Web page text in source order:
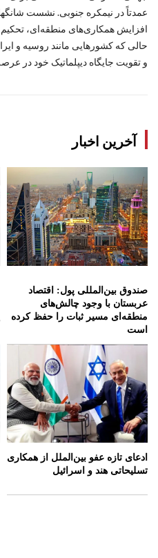
عمدتاً در نیمکره جنوبی. نشست
افزایش همکاری‌های منطقه‌ای،
حالی که کشورهایی مانند روسیه و
و تقویت جایگاه دیپلماتیک خود در
آخرین اخبار
صندوق بین‌المللی پول: اقتصاد
عربستان با وجود چالش‌های
منطقه‌ای مسیر ثبات را حفظ کرده
است
ادعای تازه عفو بین‌الملل از همکاری
تسلیحاتی هند و اسرائیل